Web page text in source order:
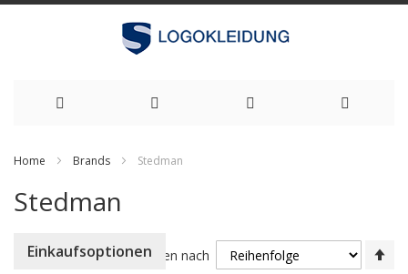
springen
Home Brands Stedman
Stedman
Sortieren nach
Einkaufsoptionen